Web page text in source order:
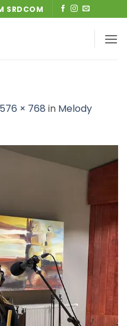
SRDCOM
576 × 768 in Melody